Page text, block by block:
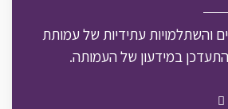
והשתלמויות עתידיות של עמותת
במידעון של העמותה.